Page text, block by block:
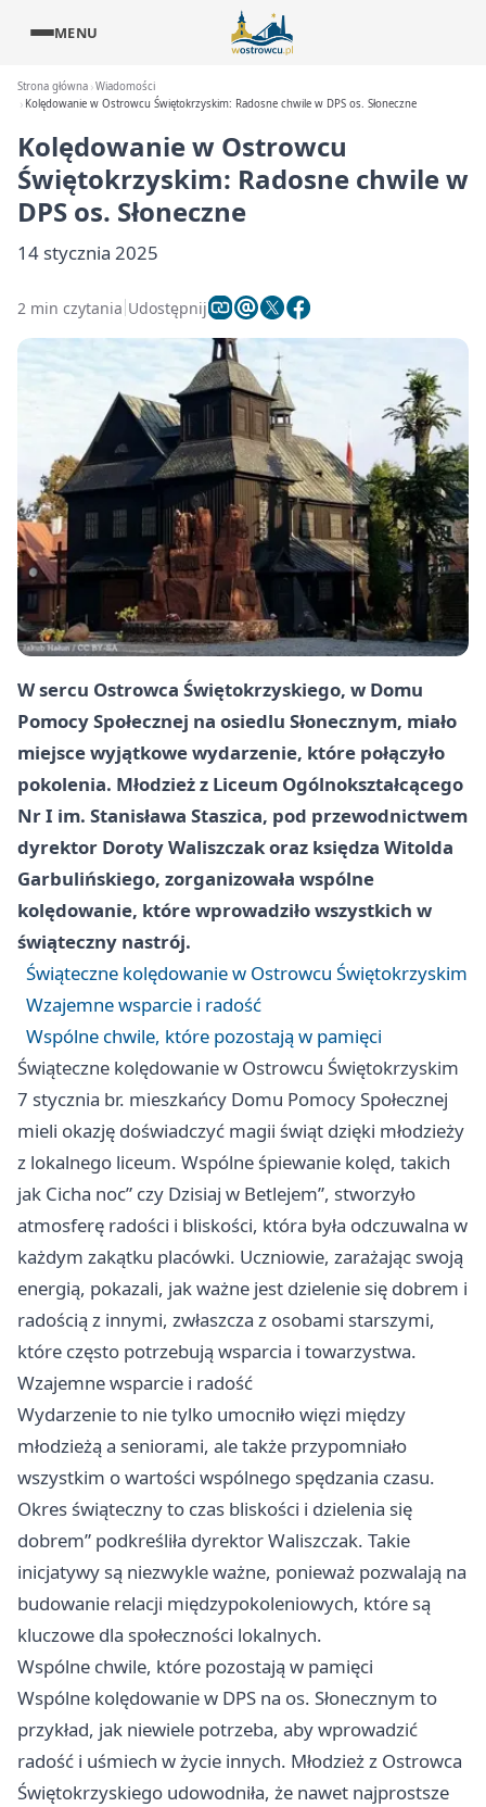
MENU
Strona główna Wiadomości
Kolędowanie w Ostrowcu Świętokrzyskim: Radosne chwile w DPS os. Słoneczne
Kolędowanie w Ostrowcu
Świętokrzyskim: Radosne chwile w
DPS os. Słoneczne
14 stycznia 2025
2 min czytania Udostępnij
W sercu Ostrowca Świętokrzyskiego, w Domu
Pomocy Społecznej na osiedlu Słonecznym, miało
miejsce wyjątkowe wydarzenie, które połączyło
pokolenia. Młodzież z Liceum Ogólnokształcącego
Nr I im. Stanisława Staszica, pod przewodnictwem
dyrektor Doroty Waliszczak oraz księdza Witolda
Garbulińskiego, zorganizowała wspólne
kolędowanie, które wprowadziło wszystkich w
świąteczny nastrój.
Świąteczne kolędowanie w Ostrowcu Świętokrzyskim
Wzajemne wsparcie i radość
Wspólne chwile, które pozostają w pamięci
Świąteczne kolędowanie w Ostrowcu Świętokrzyskim
7 stycznia br. mieszkańcy Domu Pomocy Społecznej
mieli okazję doświadczyć magii świąt dzięki młodzieży
z lokalnego liceum. Wspólne śpiewanie kolęd, takich
jak Cicha noc” czy Dzisiaj w Betlejem”, stworzyło
atmosferę radości i bliskości, która była odczuwalna w
każdym zakątku placówki. Uczniowie, zarażając swoją
energią, pokazali, jak ważne jest dzielenie się dobrem i
radością z innymi, zwłaszcza z osobami starszymi,
które często potrzebują wsparcia i towarzystwa.
Wzajemne wsparcie i radość
Wydarzenie to nie tylko umocniło więzi między
młodzieżą a seniorami, ale także przypomniało
wszystkim o wartości wspólnego spędzania czasu.
Okres świąteczny to czas bliskości i dzielenia się
dobrem” podkreśliła dyrektor Waliszczak. Takie
inicjatywy są niezwykle ważne, ponieważ pozwalają na
budowanie relacji międzypokoleniowych, które są
kluczowe dla społeczności lokalnych.
Wspólne chwile, które pozostają w pamięci
Wspólne kolędowanie w DPS na os. Słonecznym to
przykład, jak niewiele potrzeba, aby wprowadzić
radość i uśmiech w życie innych. Młodzież z Ostrowca
Świętokrzyskiego udowodniła, że nawet najprostsze